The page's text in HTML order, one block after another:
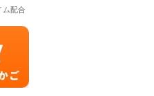
ム配合